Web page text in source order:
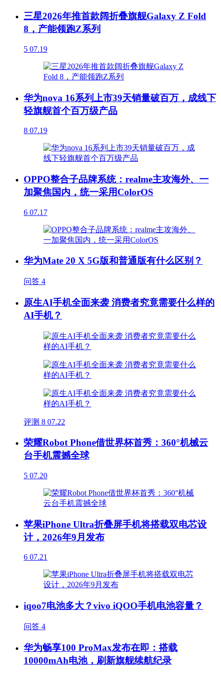
三星2026年推首款阔折叠旗舰Galaxy Z Fold
8，产能领跑Z系列
5 07.19
华为nova 16系列上市39天销量破百万，成线下
轻旗舰首个百万级产品
8 07.19
OPPO整合子品牌系统：realme主攻海外、一
加聚焦国内，统一采用ColorOS
6 07.17
华为Mate 20 X 5G版和普通版有什么区别？
问答 4
原生AI手机全面来袭 消费者究竟需要什么样的
AI手机？
评测 8 07.22
荣耀Robot Phone借世界杯首秀：360°机械云
台手机震撼全球
5 07.20
苹果iPhone Ultra折叠屏手机将搭载双电芯设
计，2026年9月发布
6 07.21
iqoo7电池多大？vivo iQOO手机电池容量？
问答 4
华为畅享100 ProMax发布在即：搭载
10000mAh电池，刷新旗舰续航纪录